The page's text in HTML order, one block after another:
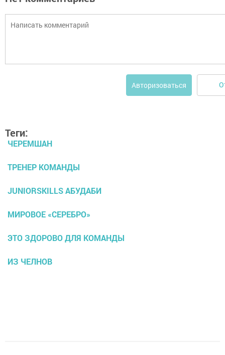
Авторизоваться
Теги:
ЧЕРЕМШАН
ТРЕНЕР КОМАНДЫ
JUNIORSKILLS АБУДАБИ
МИРОВОЕ «СЕРЕБРО»
ЭТО ЗДОРОВО ДЛЯ КОМАНДЫ
ИЗ ЧЕЛНОВ